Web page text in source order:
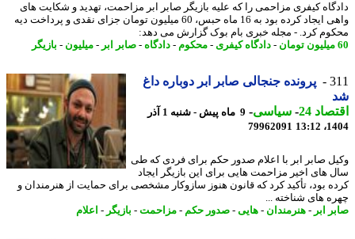
کیفری مزاحمی را که علیه بازیگر صابر ابر مزاحمت، تهدید و شکایت های
واهی ایجاد کرده بود به 16 ماه حبس، 60 میلیون تومان جزای نقدی و پرداخت دیه
کرد. - مجله خبری بام بوک گزارش می دهد:
-دادگاه کیفری- محکوم-دادگاه -صابر ابر- میلیون-بازیگر
پرونده جنجالی صابر ابر دوباره داغ
24
-سیاسی-
9 ماه پیش - شنبه 1 آذر
79962091
صابر ابر با اعلام صدور حکم برای فردی که طی
های اخیر مزاحمت هایی برای این بازیگر ایجاد
بود، تأکید کرد که قانون هنوز سازوکار مشخصی برای حمایت از هنرمندان و
های شناخته ...
ابر- هنرمندان- هایی-صدور حکم -مزاحمت-بازیگر-اعلام